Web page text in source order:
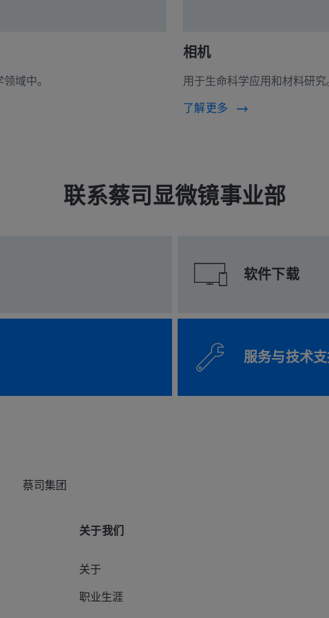
域中。
相机
用于生命科学应用和材料研究
了解更多
联系蔡司显微镜事业部
软件下载
服务与技术
蔡司集团
关于我们
关于
职业生涯